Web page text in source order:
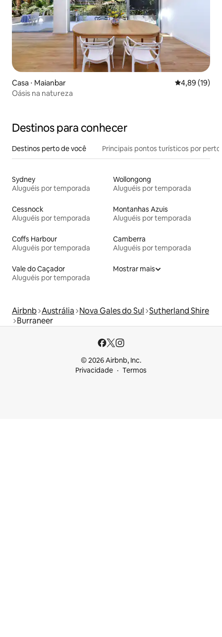
Casa ⋅ Maianbar 4,89 de uma
4,89 (19)
Oásis na natureza
Destinos para conhecer
Destinos perto de você Principais pontos turísticos por perto
Sydney
Aluguéis por temporada
Wollongong
Aluguéis por temporada
Cessnock
Aluguéis por temporada
Montanhas Azuis
Aluguéis por temporada
Coffs Harbour
Aluguéis por temporada
Camberra
Aluguéis por temporada
Vale do Caçador
Aluguéis por temporada
Mostrar mais
Airbnb Austrália Nova Gales do Sul Sutherland Shire
Burraneer
© 2026 Airbnb, Inc.
Privacidade
Termos